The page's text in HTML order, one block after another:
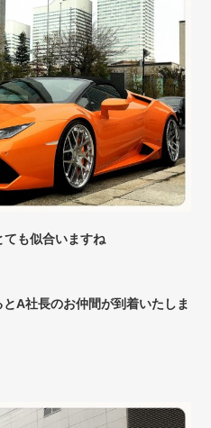
も似合いますね
A社長のお仲間が到着いたしま